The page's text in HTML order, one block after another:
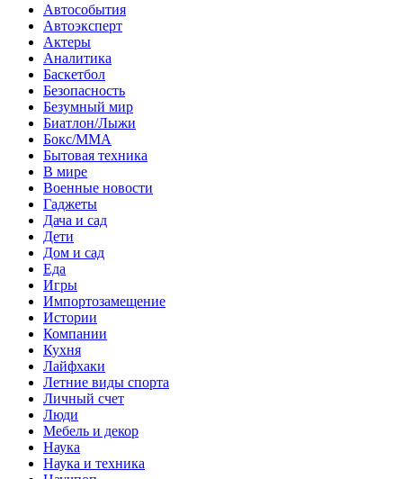
Автособытия
Автоэксперт
Актеры
Аналитика
Баскетбол
Безопасность
Безумный мир
Биатлон/Лыжи
Бокс/MMA
Бытовая техника
В мире
Военные новости
Гаджеты
Дача и сад
Дети
Дом и сад
Еда
Игры
Импортозамещение
Истории
Компании
Кухня
Лайфхаки
Летние виды спорта
Личный счет
Люди
Мебель и декор
Наука
Наука и техника